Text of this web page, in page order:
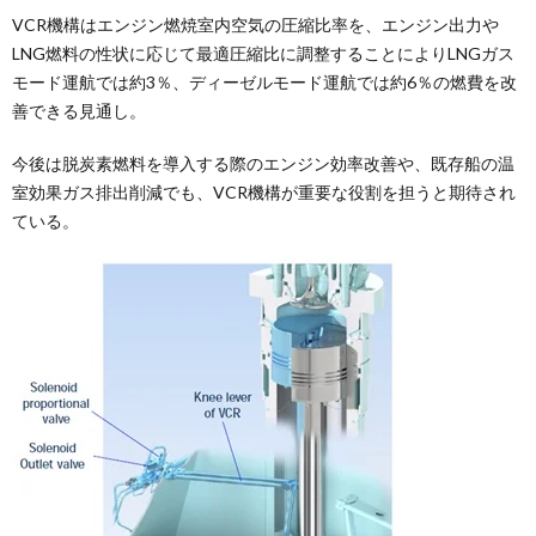
VCR機構はエンジン燃焼室内空気の圧縮比率を、エンジン出力や
LNG燃料の性状に応じて最適圧縮比に調整することによりLNGガス
モード運航では約3％、ディーゼルモード運航では約6％の燃費を改
善できる見通し。
今後は脱炭素燃料を導入する際のエンジン効率改善や、既存船の温
室効果ガス排出削減でも、VCR機構が重要な役割を担うと期待され
ている。